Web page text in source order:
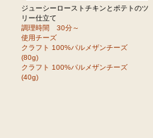
ジューシーローストチキンとポテトのツ
リー仕立て
調理時間 30分～
使用チーズ
クラフト 100%パルメザンチーズ
(80g)
クラフト 100%パルメザンチーズ
(40g)